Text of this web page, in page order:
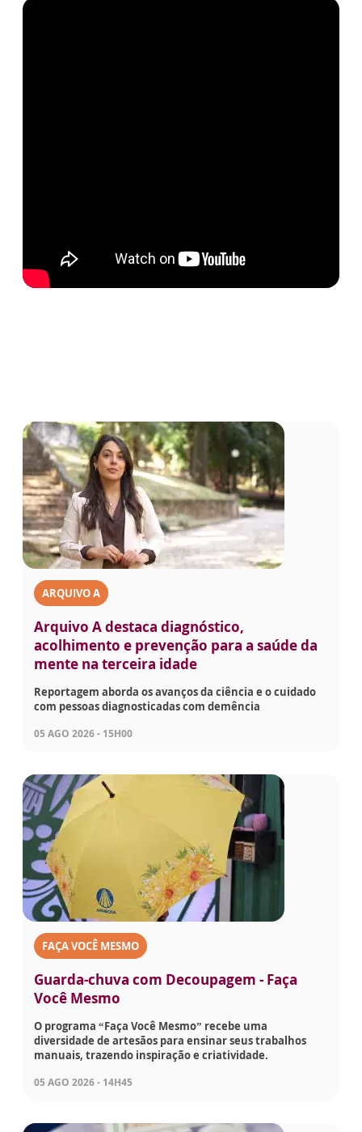
ARQUIVO A
Arquivo A destaca diagnóstico,
acolhimento e prevenção para a saúde da
mente na terceira idade
Reportagem aborda os avanços da ciência e o cuidado
com pessoas diagnosticadas com demência
05 AGO 2026 - 15H00
FAÇA VOCÊ MESMO
Guarda-chuva com Decoupagem - Faça
Você Mesmo
O programa “Faça Você Mesmo” recebe uma
diversidade de artesãos para ensinar seus trabalhos
manuais, trazendo inspiração e criatividade.
05 AGO 2026 - 14H45